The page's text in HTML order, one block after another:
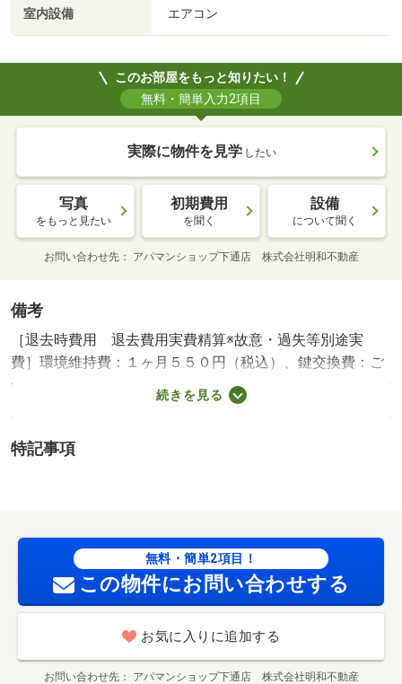
室内設備 エアコン
このお部屋をもっと知りたい！
無料・簡単入力2項目
実際に物件を見学 したい
写真
をもっと見たい
初期費用
を聞く
設備
について聞く
お問い合わせ先 アパマンショップ下通店 株式会社明和不動産
備考
［退去時費用 退去費用実費精算※故意・過失等別途実
費］環境維持費：１ヶ月５５０円（税込）、鍵交換費：ご
契約時１６５００円（税込）、退去時清掃費：５２２５０
円（税込）、インターネット利用料：有料、更新手数料：
必須 プラザ賃貸保証 家賃等の１００％または１２
建物取引業協会 公取協名：（一社） 九州不動産公正取
引協議会加盟
続きを見る
特記事項
無料・簡単2項目！
この物件にお問い合わせする
お気に入りに追加する
お問い合わせ先 アパマンショップ下通店 株式会社明和不動産